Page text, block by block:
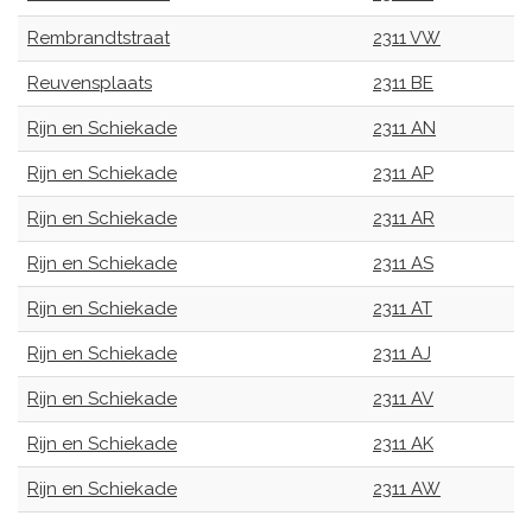
Rembrandtstraat 2311 VW
Reuvensplaats 2311 BE
Rijn en Schiekade 2311 AN
Rijn en Schiekade 2311 AP
Rijn en Schiekade 2311 AR
Rijn en Schiekade 2311 AS
Rijn en Schiekade 2311 AT
Rijn en Schiekade 2311 AJ
Rijn en Schiekade 2311 AV
Rijn en Schiekade 2311 AK
Rijn en Schiekade 2311 AW